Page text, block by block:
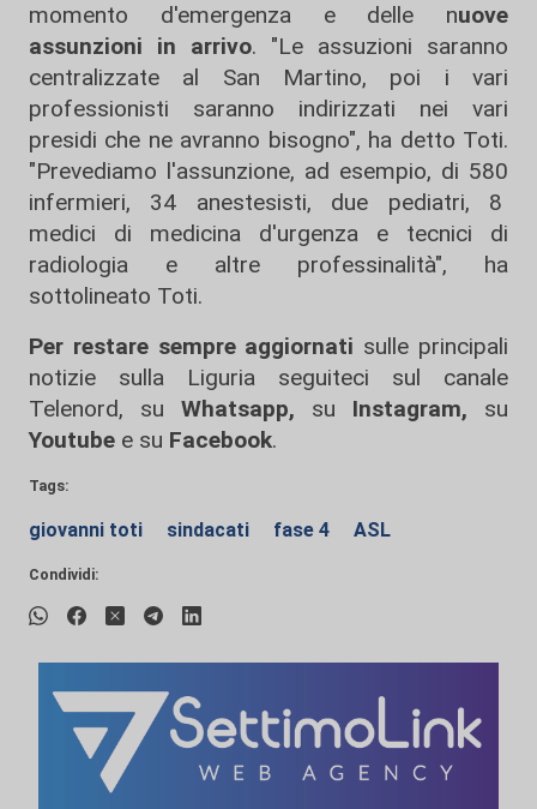
momento d'emergenza e delle nuove
assunzioni in arrivo. "Le assuzioni saranno
centralizzate al San Martino, poi i vari
professionisti saranno indirizzati nei vari
presidi che ne avranno bisogno", ha detto Toti.
"Prevediamo l'assunzione, ad esempio, di 580
infermieri, 34 anestesisti, due pediatri, 8
medici di medicina d'urgenza e tecnici di
radiologia e altre professinalità", ha
sottolineato Toti.
Per restare sempre aggiornati sulle principali
notizie sulla Liguria seguiteci sul canale
Telenord, su
Whatsapp, su Instagram, su
Youtube e su Facebook.
Tags:
giovanni toti sindacati fase 4 ASL
Condividi: